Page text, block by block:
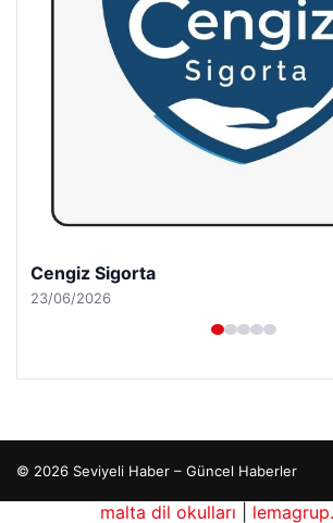
Cengiz Sigorta
23/06/2026
© 2026 Seviyeli Haber – Güncel Haberler
malta dil okulları